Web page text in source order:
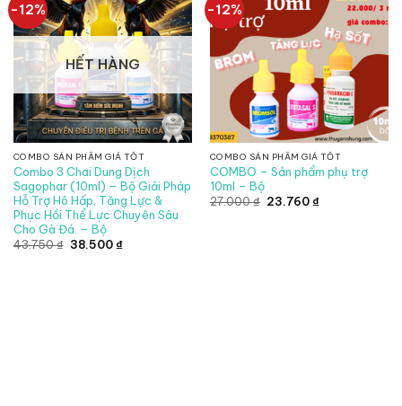
-12%
HẾT HÀNG
COMBO SẢN PHẨM GIÁ TỐT
Combo 3 Chai Dung Dịch
Sagophar (10ml) – Bộ Giải Pháp
Hỗ Trợ Hô Hấp, Tăng Lực &
Phục Hồi Thể Lực Chuyên Sâu
Cho Gà Đá. – Bộ
43.750₫ Giá
38.500₫Giá
-12%
COMBO SẢN PHẨM GIÁ TỐT
COMBO – Sản phẩm phụ trợ
10ml – Bộ
27.000₫ Giá
23.760₫Giá